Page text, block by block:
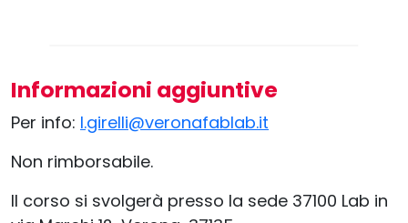
Informazioni aggiuntive
Per info: l.girelli@veronafablab.it
Non rimborsabile.
Il corso si svolgerà presso la sede 37100 Lab in